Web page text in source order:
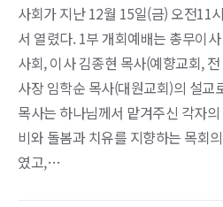
사회가 지난 12월 15일(금) 오전11
서 열렸다. 1부 개회예배는 총무이
사회, 이사 김종현 목사(예향교회,
사장 임학순 목사(대원교회)의 설교
목사는 하나님께서 맡겨주신 각자
비와 돌봄과 치유를 지향하는 목회
였고,…